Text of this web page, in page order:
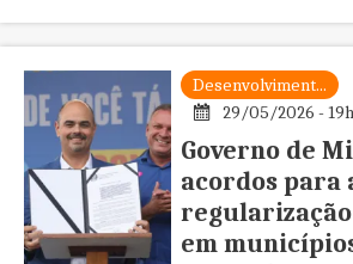
Desenvolviment...
29/05/2026 -
Governo de
acordos para
em